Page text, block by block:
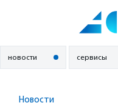
новости сервисы
Новости